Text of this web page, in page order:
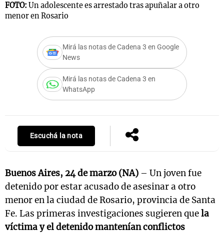
FOTO: Un adolescente es arrestado tras apuñalar a otro
menor en Rosario
Mirá las notas de Cadena 3 en Google
News
Mirá las notas de Cadena 3 en
WhatsApp
Escuchá la nota
Buenos Aires, 24 de marzo (NA) – Un joven fue
detenido por estar acusado de asesinar a otro
menor en la ciudad de Rosario, provincia de Santa
Fe. Las primeras investigaciones sugieren quela
víctima y el detenido mantenían conflictos
Mundial 2026
La Sole en
Cadena 3